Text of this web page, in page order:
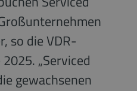
so die VDR-
„Serviced
gewachsenen